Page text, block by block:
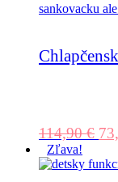
114,90€
Zľava!